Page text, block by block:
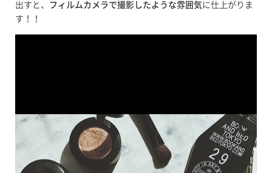
出すと、
フィルムカメラで撮影したような雰囲気に仕上がりま
す！！